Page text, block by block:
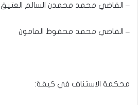
– القاضي محمد محمدن السالم العتيق
– القاضي محمد محفوظ المامون
محكمة الاستناف في كيفة: